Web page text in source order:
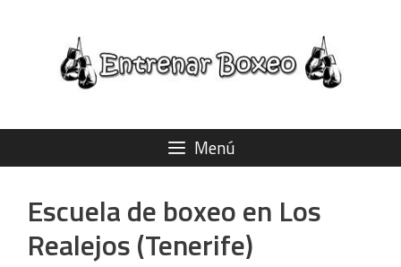
contenido
Menú
Escuela de boxeo en Los
Realejos (Tenerife)